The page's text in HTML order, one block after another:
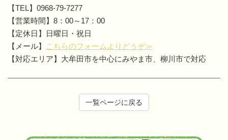
【TEL】0968-79-7277
【営業時間】8：00～17：00
【定休日】日曜日・祝日
【メール】
こちらのフォームよりどうぞ≫
【対応エリア】大牟田市を中心にみやま市、柳川市で対応
一覧ページに戻る